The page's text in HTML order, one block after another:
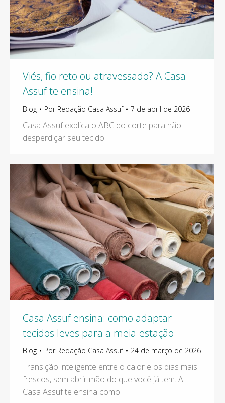
Viés, fio reto ou atravessado? A Casa
Assuf te ensina!
Blog Por Redação Casa Assuf 7 de abril de 2026
Casa Assuf explica o ABC do corte para não
desperdiçar seu tecido.
Casa Assuf ensina: como adaptar
tecidos leves para a meia-estação
Blog Por Redação Casa Assuf 24 de março de 2026
Transição inteligente entre o calor e os dias mais
frescos, sem abrir mão do que você já tem. A
Casa Assuf te ensina como!